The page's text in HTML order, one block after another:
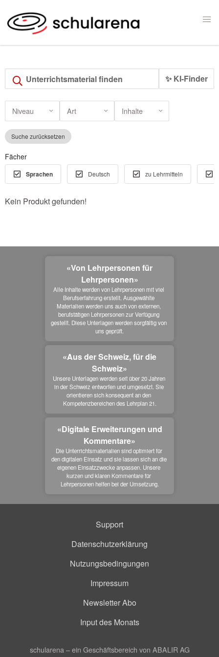
✨ KI-Finder
Niveau Art Inhalte
Suche zurücksetzen
Fächer
Sprachen Deutsch zu Lehrmitteln
Kein Produkt gefunden!
«Von Lehrpersonen für
Lehrpersonen»
Alle Inhalte werden von Lehrpersonen mit viel
Berufserfahrung erstellt. Ausgewählte
Materialien werden uns auch von externen,
berufstätigen Lehrpersonen zur Verfügung
gestellt. Diese Unterlagen werden sorgfältig von
uns geprüft.
«Aus der Schweiz, für die
Schweiz»
Unsere Unterlagen werden seit über 20 Jahren
in der Schweiz entworfen und umgesetzt. Sie
orientieren sich konsequent an den
Kompetenzbereichen des Lehrplan 21.
«Digitale Erweiterungen und
Kommentare»
Die Unterrichtsmaterialien sind optimiert für
den digitalen Einsatz und sie lassen sich an die
eigenen Einsatzzwecke anpassen. Unsere
kurzen und klaren Kommentare für
Lehrpersonen helfen bei der Umsetzung.
Support
Datenschutzerklärung
Nutzungsbedingungen
Impressum
Newsletter Abo
Input des Monats
schularena – ein Geschäftsbereich von ABALIR AG